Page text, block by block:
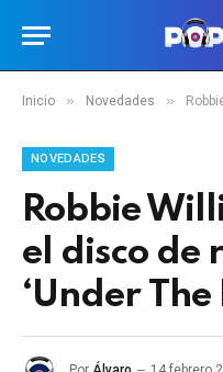
Inicio » Novedades » Robbie
NOVEDADES
Robbie
el disco de
‘Under